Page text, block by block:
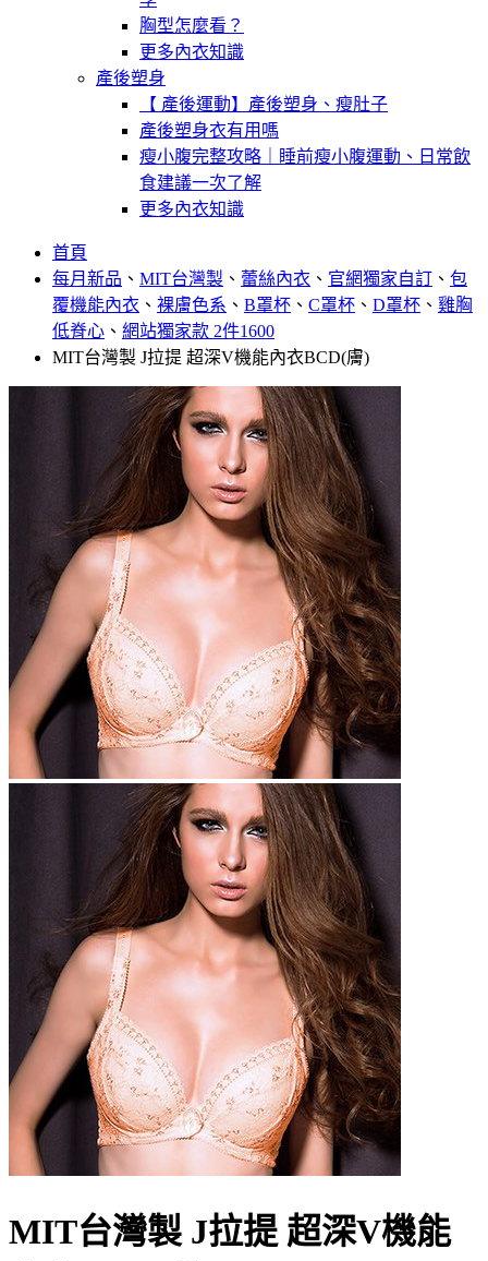
胸型怎麼看？
更多內衣知識
產後塑身
【 產後運動】產後塑身、瘦肚子
產後塑身衣有用嗎
瘦小腹完整攻略｜睡前瘦小腹運動、日常飲
食建議一次了解
更多內衣知識
首頁
每月新品 、 MIT台灣製 、 蕾絲內衣 、 官網獨家自訂 、 包
覆機能內衣 、 裸膚色系 、 B罩杯 、 C罩杯 、 D罩杯 、 雞胸
低脊心 、 網站獨家款 2件1600
MIT台灣製 J拉提 超深V機能內衣BCD(膚)
MIT台灣製 J拉提 超深V機能